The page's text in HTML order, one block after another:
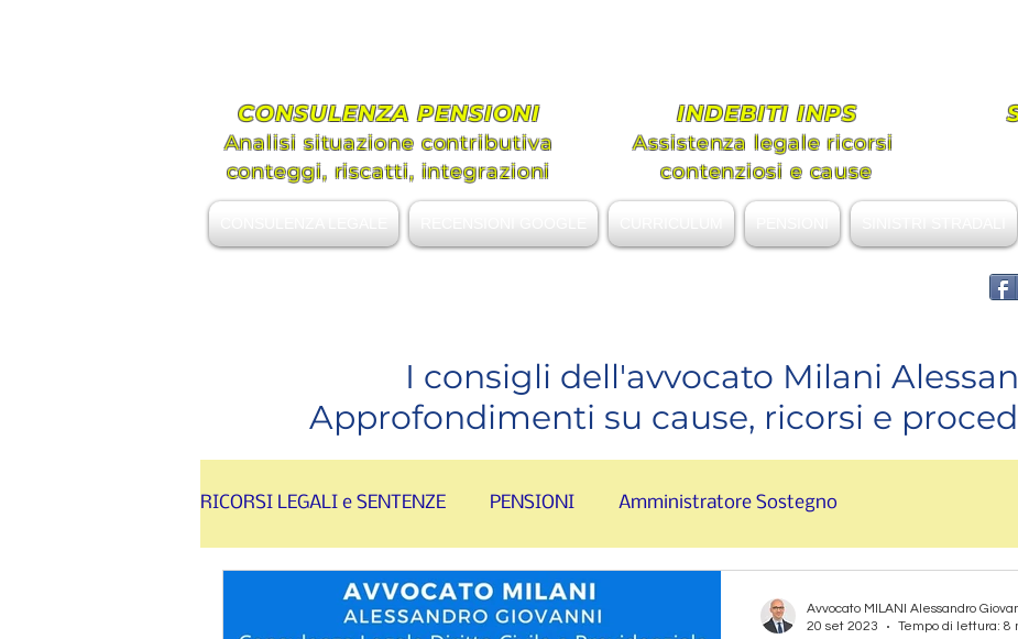
CONSULENZA PENSIONI
Analisi situazione contributiva
conteggi, riscatti, integrazioni
INDEBITI INPS
Assistenza legale ricorsi
contenziosi e cause
I consigli dell'avvocato Milani
Approfondimenti su cause, ricorsi e
RICORSI LEGALI e SENTENZE PENSIONI Amministratore Sostegno
SINISTRI STRADALI - RISARCIMENTO
Avvocato MILANI Alessandro
20 set 2023
Tempo di lettura: 8